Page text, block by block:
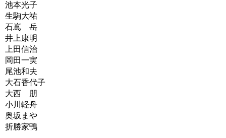
池本光子
生駒大祐
石嶌 岳
井上康明
上田信治
岡田一実
尾池和夫
大石香代子
大西 朋
小川軽舟
奥坂まや
折勝家鴨